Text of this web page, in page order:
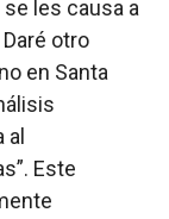
les causa a
otro
en Santa
Este